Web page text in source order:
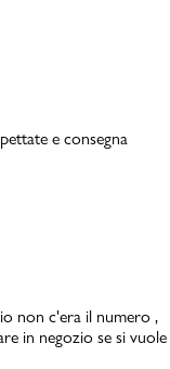
e consegna
non c'era il numero ,
in negozio se si vuole